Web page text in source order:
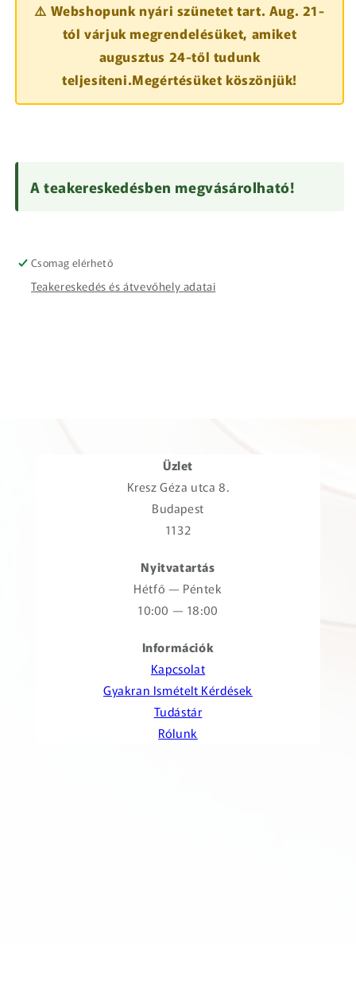
⚠️ Webshopunk nyári szünetet tart. Aug. 21-
tól várjuk megrendelésüket, amiket
augusztus 24-től tudunk
teljesíteni.Megértésüket köszönjük!
A teakereskedésben megvásárolható!
Csomag elérhető
Teakereskedés és átvevőhely adatai
Üzlet
Kresz Géza utca 8.
Budapest
1132
Nyitvatartás
Hétfő — Péntek
10:00 — 18:00
Információk
Kapcsolat
Gyakran Ismételt Kérdések
Tudástár
Rólunk